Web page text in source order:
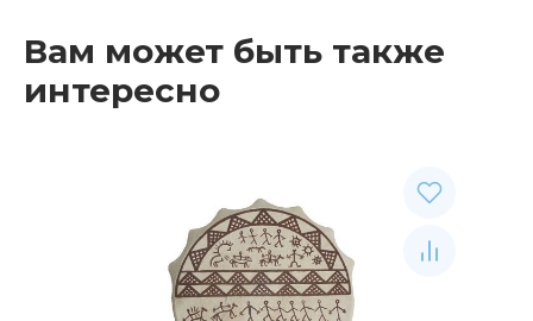
Вам может быть также
интересно